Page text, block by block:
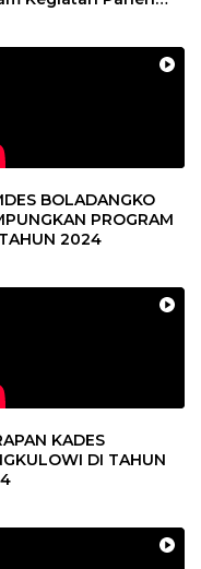
BOLADANGKO
PROGRAM
2024
KADES
DI TAHUN